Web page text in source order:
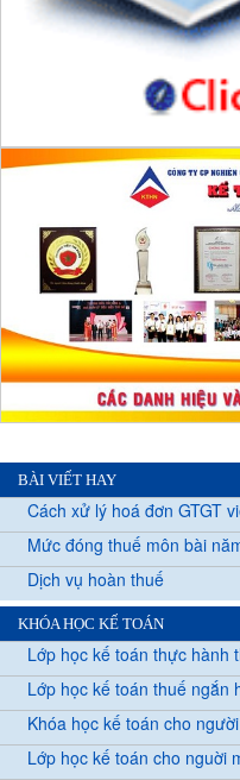
BÀI VIẾT HAY
Cách xử lý hoá đơn GTGT
Mức đóng thuế môn bài
Dịch vụ hoàn thuế
KHÓA HỌC KẾ TOÁN
Lớp học kế toán thực hành
Lớp học kế toán thuế ngắn
Khóa học kế toán cho
Lớp học kế toán cho nguời